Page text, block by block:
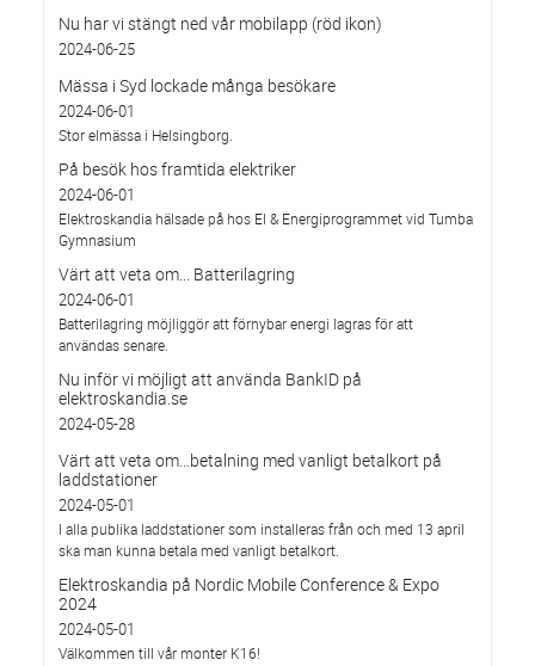
Nu har vi stängt ned vår mobilapp (röd ikon)
2024-06-25
Mässa i Syd lockade många besökare
2024-06-01
Stor elmässa i Helsingborg.
På besök hos framtida elektriker
2024-06-01
Elektroskandia hälsade på hos El & Energiprogrammet vid Tumba
Gymnasium
Värt att veta om... Batterilagring
2024-06-01
Batterilagring möjliggör att förnybar energi lagras för att
användas senare.
Nu inför vi möjligt att använda BankID på
elektroskandia.se
2024-05-28
Värt att veta om…betalning med vanligt betalkort på
laddstationer
2024-05-01
I alla publika laddstationer som installeras från och med 13 april
ska man kunna betala med vanligt betalkort.
Elektroskandia på Nordic Mobile Conference & Expo
2024
2024-05-01
Välkommen till vår monter K16!